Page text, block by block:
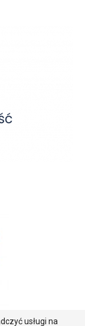
usługi na